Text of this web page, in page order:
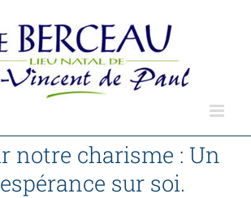
notre charisme : Un
sur soi.